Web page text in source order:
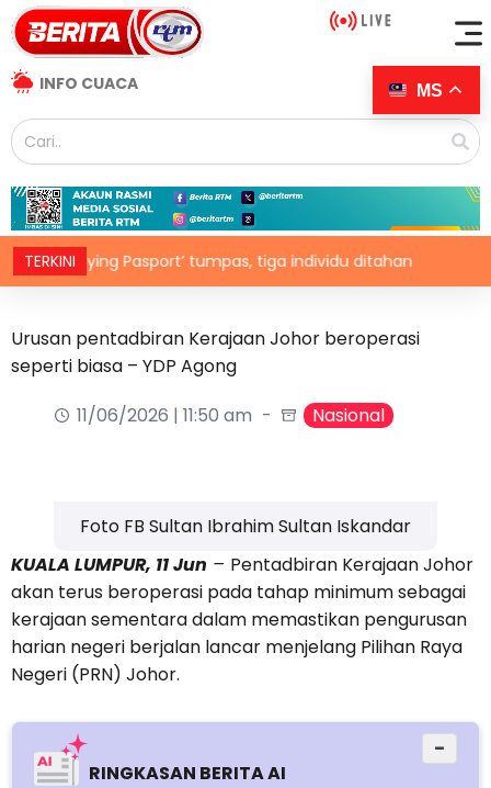
INFO CUACA
TERKINI
‘Flying Pasport’ tumpas, tiga individu ditahan
Urusan pentadbiran Kerajaan Johor beroperasi
seperti biasa – YDP Agong
11/06/2026 | 11:50 am
Nasional
Foto FB Sultan Ibrahim Sultan Iskandar
KUALA LUMPUR, 11 Jun – Pentadbiran Kerajaan Johor
akan terus beroperasi pada tahap minimum sebagai
kerajaan sementara dalam memastikan pengurusan
harian negeri berjalan lancar menjelang Pilihan Raya
Negeri (PRN) Johor.
RINGKASAN BERITA AI
−
MS